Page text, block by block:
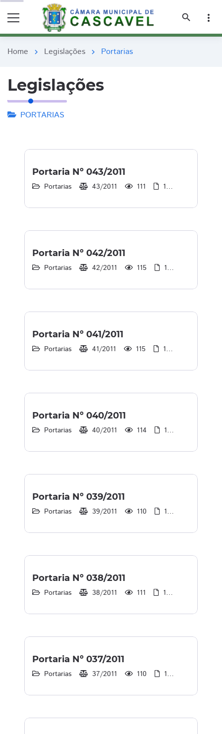
search
more_vert
Home chevron_right Legislações chevron_right Portarias
Legislações
PORTARIAS
Portaria Nº 043/2011
Portarias 43/2011 111 1
Portaria Nº 042/2011
Portarias 42/2011 115 1
Portaria Nº 041/2011
Portarias 41/2011 115 1
Portaria Nº 040/2011
Portarias 40/2011 114 1
Portaria Nº 039/2011
Portarias 39/2011 110 1
Portaria Nº 038/2011
Portarias 38/2011 111 1
Portaria Nº 037/2011
Portarias 37/2011 110 1